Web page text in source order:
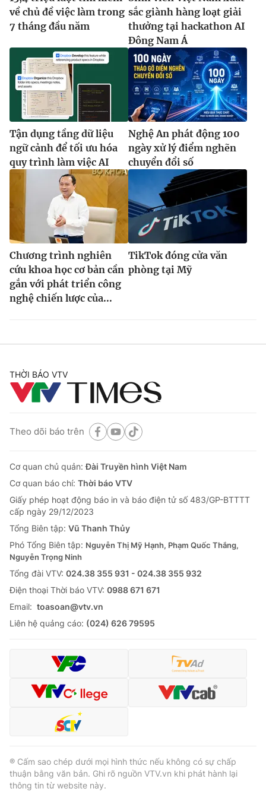
Ðiện thoại Thời báo VTV:
024.66 897 897
Email:toasoan@vtv.vn
024-7300.7108
® Cấm sao chép dưới mọi hình thức nếu không có sự chấp
thuận bằng văn bản. Ghi rõ nguồn VTV.vn khi phát hành lại
thông tin từ website này.
về chủ đề việc làm trong
7 tháng đầu năm
sắc giành hàng loạt giải
thưởng tại hackathon AI
Đông Nam Á
Tận dụng tầng dữ liệu
ngữ cảnh để tối ưu hóa
quy trình làm việc AI
Nghệ An phát động 100
ngày xử lý điểm nghẽn
chuyển đổi số
Chương trình nghiên
cứu khoa học cơ bản cần
gắn với phát triển công
nghệ chiến lược của...
TikTok đóng cửa văn
phòng tại Mỹ
THỜI BÁO VTV
Theo dõi báo trên
Cơ quan chủ quản:Đài Truyền hình Việt Nam
Cơ quan báo chí: Thời báo VTV
Giấy phép hoạt động báo in và báo điện tử số 483/GP-BTTTT
cấp ngày 29/12/2023
Tổng Biên tập: Vũ Thanh Thủy
Phó Tổng Biên tập: Nguyễn Thị Mỹ Hạnh, Phạm Quốc Thắng,
Nguyễn Trọng Ninh
Tổng đài VTV: 024.38 355 931 - 024.38 355 932
Ðiện thoại Thời báo VTV: 0988 671 671
Email: toasoan@vtv.vn
Liên hệ quảng cáo: (024) 626 79595
® Cấm sao chép dưới mọi hình thức nếu không có sự chấp
thuận bằng văn bản. Ghi rõ nguồn VTV.vn khi phát hành lại
thông tin từ website này.